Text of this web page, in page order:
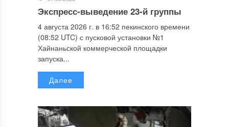
Экспресс-выведение 23-й группы
4 августа 2026 г. в 16:52 пекинского времени
(08:52 UTC) с пусковой установки №1
Хайнаньской коммерческой площадки
запуска...
Далее